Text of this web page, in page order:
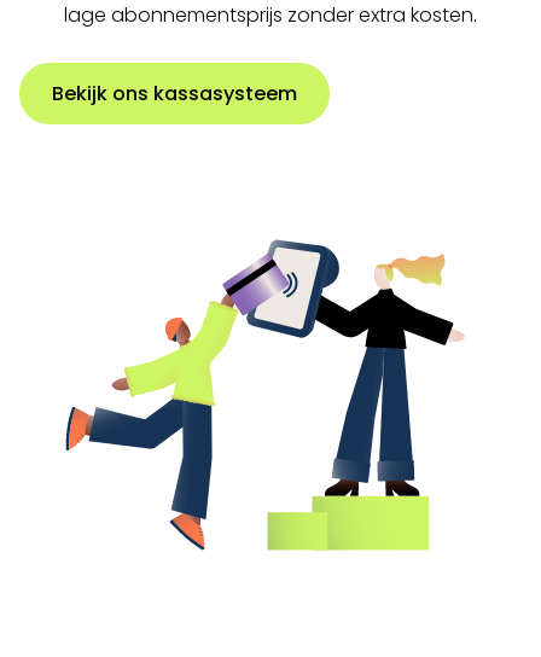
lage abonnementsprijs zonder extra kosten.
Bekijk ons kassasysteem